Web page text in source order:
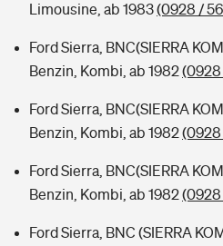
Limousine, ab 1983(0928 /
Ford Sierra, BNC(SIERRA
Benzin, Kombi, ab 1982(0928
Ford Sierra, BNC(SIERRA
Benzin, Kombi, ab 1982(0928
Ford Sierra, BNC(SIERRA
Benzin, Kombi, ab 1982(0928
Ford Sierra, BNC (SIERRA